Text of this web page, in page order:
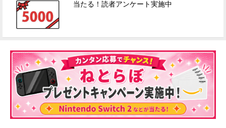
当たる！読者アンケート実施中